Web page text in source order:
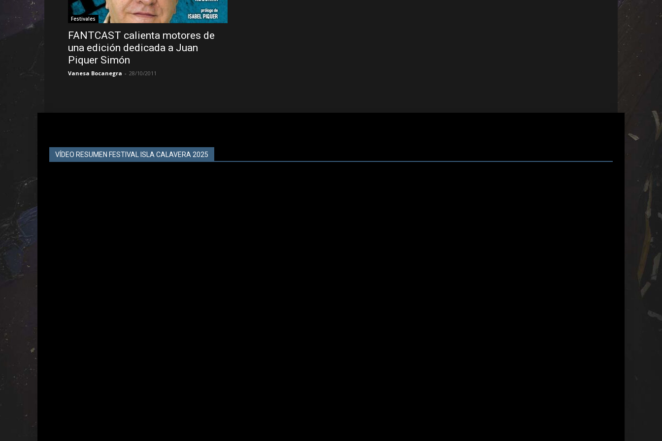
Festivales
FANTCAST calienta motores de
una edición dedicada a Juan
Piquer Simón
Vanesa Bocanegra - 28/10/2011
VÍDEO RESUMEN FESTIVAL ISLA CALAVERA 2025